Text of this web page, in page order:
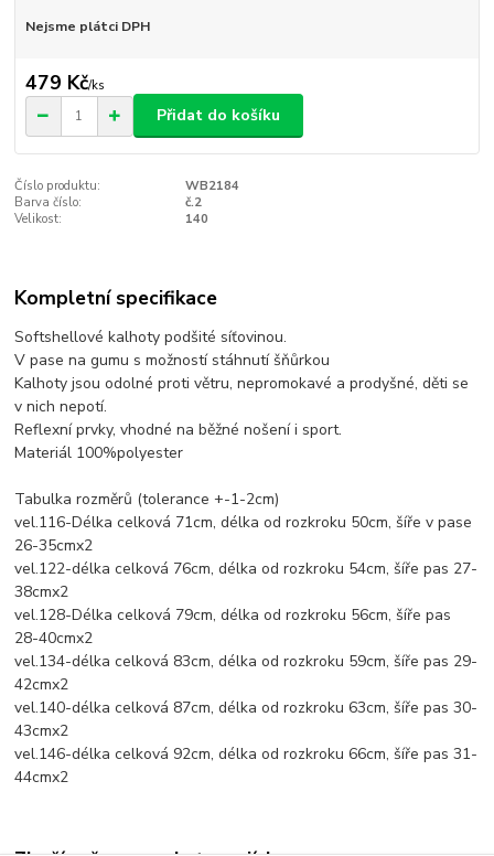
Nejsme plátci DPH
479 Kč/ks
Přidat do košíku
Číslo produktu:
WB2184
Barva číslo:
č.2
Velikost:
140
Kompletní specifikace
Softshellové kalhoty podšité síťovinou.
V pase na gumu s možností stáhnutí šňůrkou
Kalhoty jsou odolné proti větru, nepromokavé a prodyšné, děti se
v nich nepotí.
Reflexní prvky, vhodné na běžné nošení i sport.
Materiál 100%polyester
Tabulka rozměrů (tolerance +-1-2cm)
vel.116-Délka celková 71cm, délka od rozkroku 50cm, šíře v pase
26-35cmx2
vel.122-délka celková 76cm, délka od rozkroku 54cm, šíře pas 27-
38cmx2
vel.128-Délka celková 79cm, délka od rozkroku 56cm, šíře pas
28-40cmx2
vel.134-délka celková 83cm, délka od rozkroku 59cm, šíře pas 29-
42cmx2
vel.140-délka celková 87cm, délka od rozkroku 63cm, šíře pas 30-
43cmx2
vel.146-délka celková 92cm, délka od rozkroku 66cm, šíře pas 31-
44cmx2